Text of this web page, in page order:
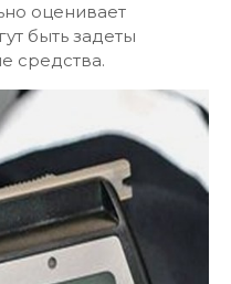
оценивает
быть задеты
средства.